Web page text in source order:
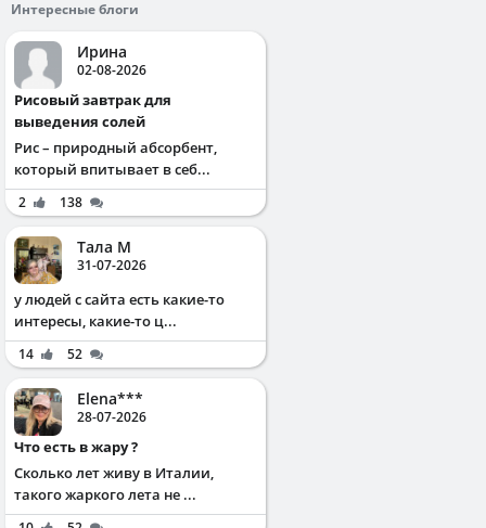
Интересные блоги
Ирина
02-08-2026
Рисовый завтрак для
выведения солей
Рис – природный абсорбент,
который впитывает в себ...
2 138
Тала М
31-07-2026
у людей с сайта есть какие-то
интересы, какие-то ц...
14 52
Elena***
28-07-2026
Что есть в жару ?
Сколько лет живу в Италии,
такого жаркого лета не ...